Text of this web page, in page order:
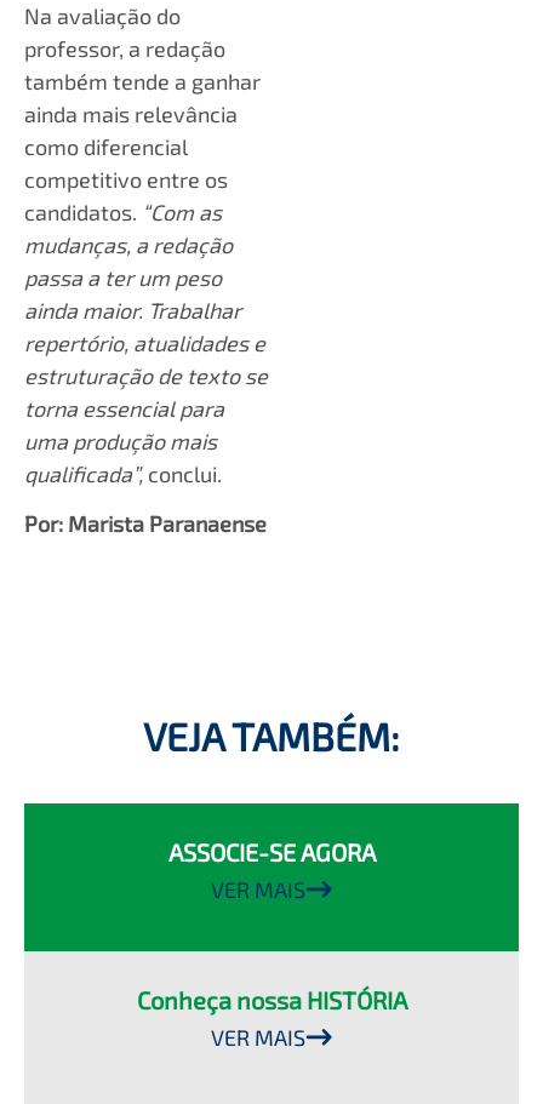
Na avaliação do
professor, a redação
também tende a ganhar
ainda mais relevância
como diferencial
competitivo entre os
candidatos. “Com as
mudanças, a redação
passa a ter um peso
ainda maior. Trabalhar
repertório, atualidades e
estruturação de texto se
torna essencial para
uma produção mais
qualificada”, conclui.
Por: Marista Paranaense
VEJA TAMBÉM:
ASSOCIE-SE AGORA
VER MAIS
Conheça nossa HISTÓRIA
VER MAIS